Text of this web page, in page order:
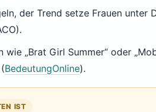
der Trend setze Frauen unter
wie „Brat Girl Summer“ oder
BedeutungOnline).
IST